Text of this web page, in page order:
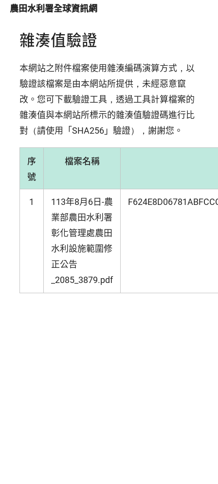
農田水利署全球資訊網
雜湊值驗證
本網站之附件檔案使用雜湊編碼演算方式，以
驗證該檔案是由本網站所提供，未經惡意竄
改。您可下載驗證工具，透過工具計算檔案的
雜湊值與本網站所標示的雜湊值驗證碼進行比
對（請使用「SHA256」驗證），謝謝您。
序
號
檔案名稱
1
113年8月6日-農
業部農田水利署
彰化管理處農田
水利設施範圍修
正公告
_2085_3879.pdf